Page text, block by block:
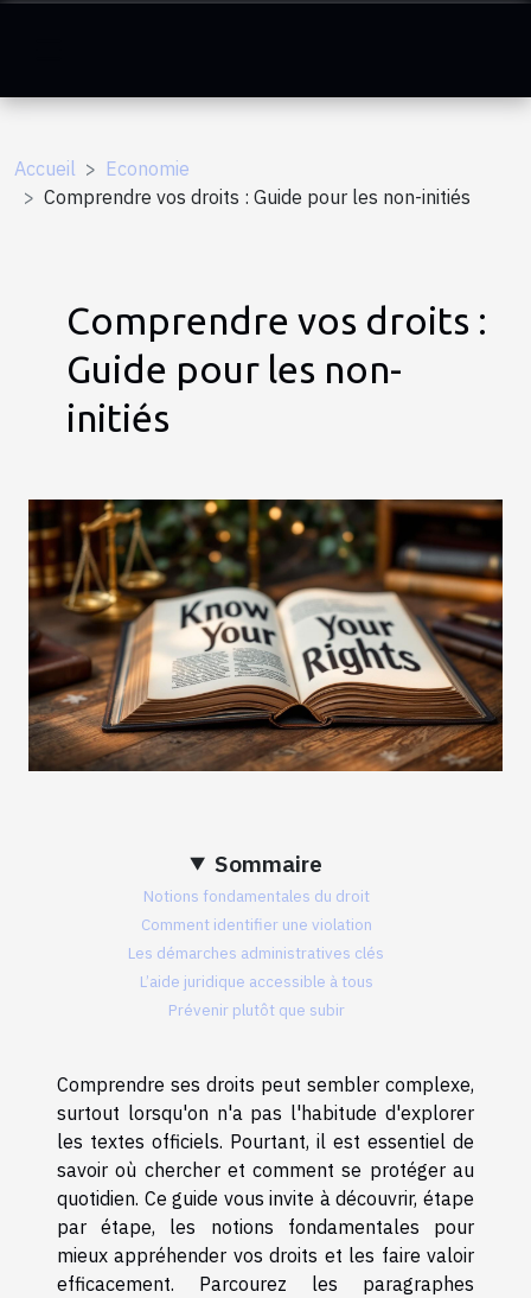
Accueil
Economie
Comprendre vos droits : Guide pour les non-initiés
Comprendre vos droits :
Guide pour les non-
initiés
Sommaire
Notions fondamentales du droit
Comment identifier une violation
Les démarches administratives clés
L’aide juridique accessible à tous
Prévenir plutôt que subir
Comprendre ses droits peut sembler complexe,
surtout lorsqu'on n'a pas l'habitude d'explorer
les textes officiels. Pourtant, il est essentiel de
savoir où chercher et comment se protéger au
quotidien. Ce guide vous invite à découvrir, étape
par étape, les notions fondamentales pour
mieux appréhender vos droits et les faire valoir
efficacement. Parcourez les paragraphes